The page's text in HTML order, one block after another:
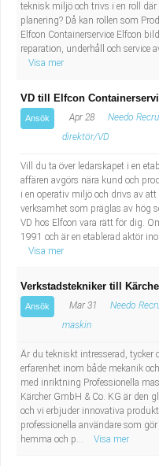
Säkerhetsarbete
Tekniskt arbete
Transport
Informatör/
Brevbärare
Sjuksköterska,
Kock, storhushåll
Undersköterska,
Bibliotekarie
Administrativ
Lärare i gymnasiet
teknisk miljö och trivs i en roll
planering? Då kan rollen som
Elfcon Containerservice Elfcon
reparation, underhåll och service
Visa mer
VD till Elfcon
Ansök Apr 28 Needo
direktör/VD
Vill du ta över ledarskapet i en
affären avgörs nära kund och
i en operativ miljö och drivs av
verksamhet som präglas av hög
VD hos Elfcon vara rätt för dig.
1991 och är en etablerad aktör
Visa mer
Verkstadstekniker till
Ansök Mar 31 Needo
maskin
Är du tekniskt intresserad,
erfarenhet inom både mekanik
med inriktning Professionella
Kärcher GmbH & Co. KG är den
och vi erbjuder innovativa
professionella användare som
hemma och p...
Visa mer